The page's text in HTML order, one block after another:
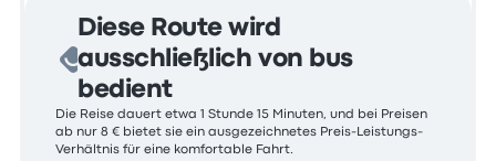
Diese Route wird
ausschließlich von bus
bedient
Die Reise dauert etwa 1 Stunde 15 Minuten, und bei Preisen
ab nur 8 € bietet sie ein ausgezeichnetes Preis-Leistungs-
Verhältnis für eine komfortable Fahrt.